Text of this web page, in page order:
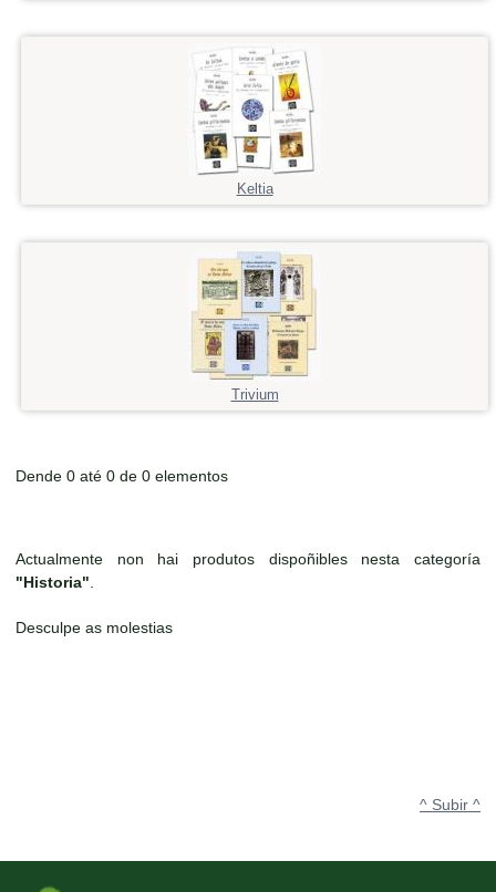
Keltia
Trivium
Dende 0 até 0 de 0 elementos
Actualmente non hai produtos dispoñibles nesta categoría
"Historia"
Desculpe as molestias
^ Subir ^